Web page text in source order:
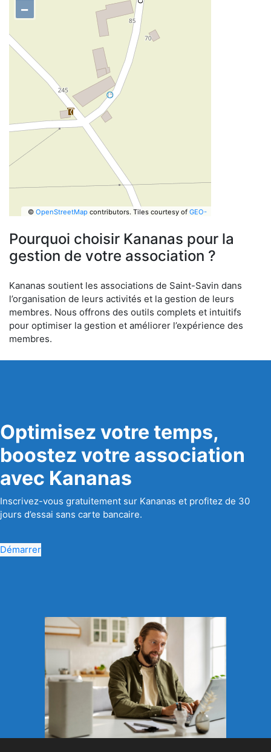
−
© OpenStreetMapcontributors. Tiles courtesy of GEO-
Pourquoi choisir Kananas pour la
gestion de votre association ?
Kananas soutient les associations de Saint-Savin dans
l’organisation de leurs activités et la gestion de leurs
membres. Nous offrons des outils complets et intuitifs
pour optimiser la gestion et améliorer l’expérience des
membres.
Optimisez votre temps,
boostez votre association
avec Kananas
Inscrivez-vous gratuitement sur Kananas et profitez de 30
jours d’essai sans carte bancaire.
Démarrer